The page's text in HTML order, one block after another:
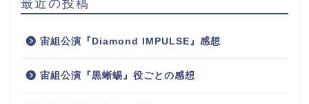
宙組公演『Diamond IMPULSE』感想
宙組公演『黒蜥蜴』役ごとの感想